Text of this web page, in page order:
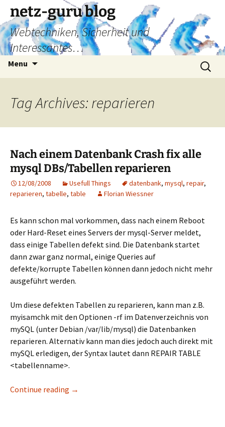
Skip
content
netz-guru blog
Webtechniken, Sicherheit und
Interessantes…
Menu
Search
for:
Tag Archives: reparieren
Nach einem Datenbank Crash fix alle
mysql DBs/Tabellen reparieren
12/08/2008 Usefull Things datenbank, mysql, repair,
reparieren, tabelle, table Florian Wiessner
Es kann schon mal vorkommen, dass nach einem Reboot
oder Hard-Reset eines Servers der mysql-Server meldet,
dass einige Tabellen defekt sind. Die Datenbank startet
dann zwar ganz normal, einige Queries auf
defekte/korrupte Tabellen können dann jedoch nicht mehr
ausgeführt werden.
Um diese defekten Tabellen zu reparieren, kann man z.B.
myisamchk mit den Optionen -rf im Datenverzeichnis von
mySQL (unter Debian /var/lib/mysql) die Datenbanken
reparieren. Alternativ kann man dies jedoch auch direkt mit
mySQL erledigen, der Syntax lautet dann REPAIR TABLE
<tabellenname>.
Continue reading Nach einem Datenbank Crash fix alle mysql
→